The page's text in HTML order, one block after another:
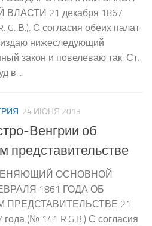
21 декабря 1867
G. В.). С согласия обеих палат
нижеследующий
закон и повелеваю так: Ст.
в...
24 ИЮНЯ 2013
Венгрии об
представительстве
ОСНОВНОЙ
1861 ГОДА ОБ
ПРЕДСТАВИТЕЛЬСТВЕ 21
года (№ 141 R.G.B.) С согласия